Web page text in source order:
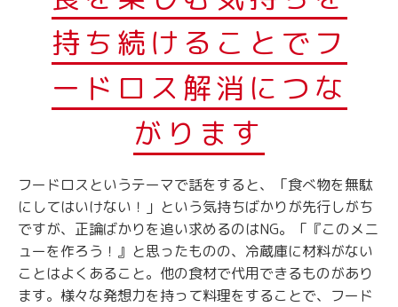
持ち続けることでフ
ードロス解消につな
がります
フードロスというテーマで話をすると、「食べ物を無駄
にしてはいけない！」という気持ちばかりが先行しがち
ですが、正論ばかりを追い求めるのはNG。「『このメニ
ューを作ろう！』と思ったものの、冷蔵庫に材料がない
ことはよくあること。他の食材で代用できるものがあり
ます。様々な発想力を持って料理をすることで、フード